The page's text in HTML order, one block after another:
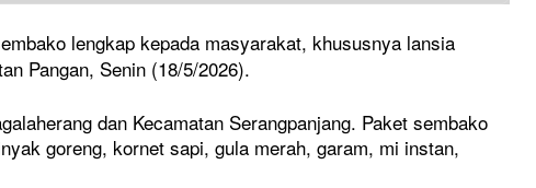
lengkap kepada masyarakat, khususnya lansia
Pangan, Senin (18/5/2026).
dan Kecamatan Serangpanjang. Paket sembako
goreng, kornet sapi, gula merah, garam, mi instan,